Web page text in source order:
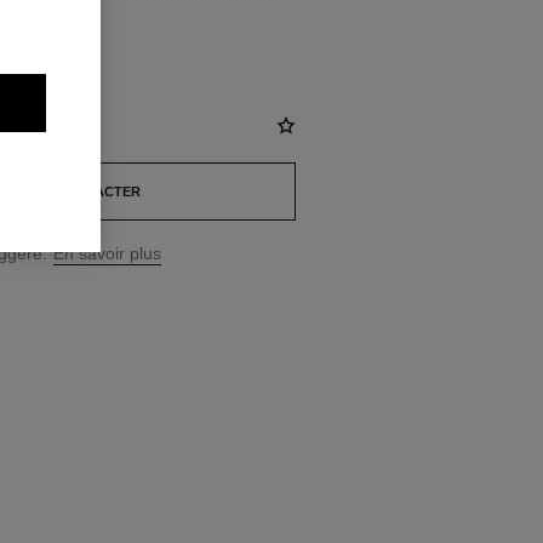
NOUS CONTACTER
En savoir plus